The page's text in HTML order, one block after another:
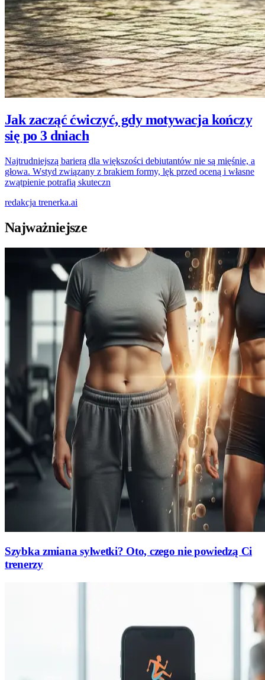
Jak zacząć ćwiczyć, gdy motywacja kończy
się po 3 dniach
Najtrudniejszą barierą dla większości debiutantów nie są mięśnie, a
głowa. Wstyd związany z brakiem formy, lęk przed oceną i własne
zwątpienie potrafią skuteczn
redakcja trenerka.ai
Najważniejsze
Szybka zmiana sylwetki? Oto, czego nie powiedzą Ci
trenerzy